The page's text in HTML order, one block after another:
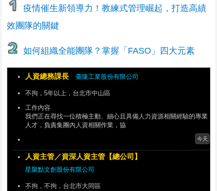
疫情催生新領導力！教練式管理崛起，打造高績
效團隊的關鍵
如何組織全能團隊？掌握「FASO」四大元素
人資總務課長 臺隆工業股份有限公司
不拘，5年以上，台北市中山區
工作內容
我們正在尋找一位積極主動、細心且具備人力資源相關經驗的專業
人才，負責集團內人資相關作業，協
今天
人資主管／資深人資主管【總公司】
星聚點文創股份有限公司
不拘，不拘，台北市大同區